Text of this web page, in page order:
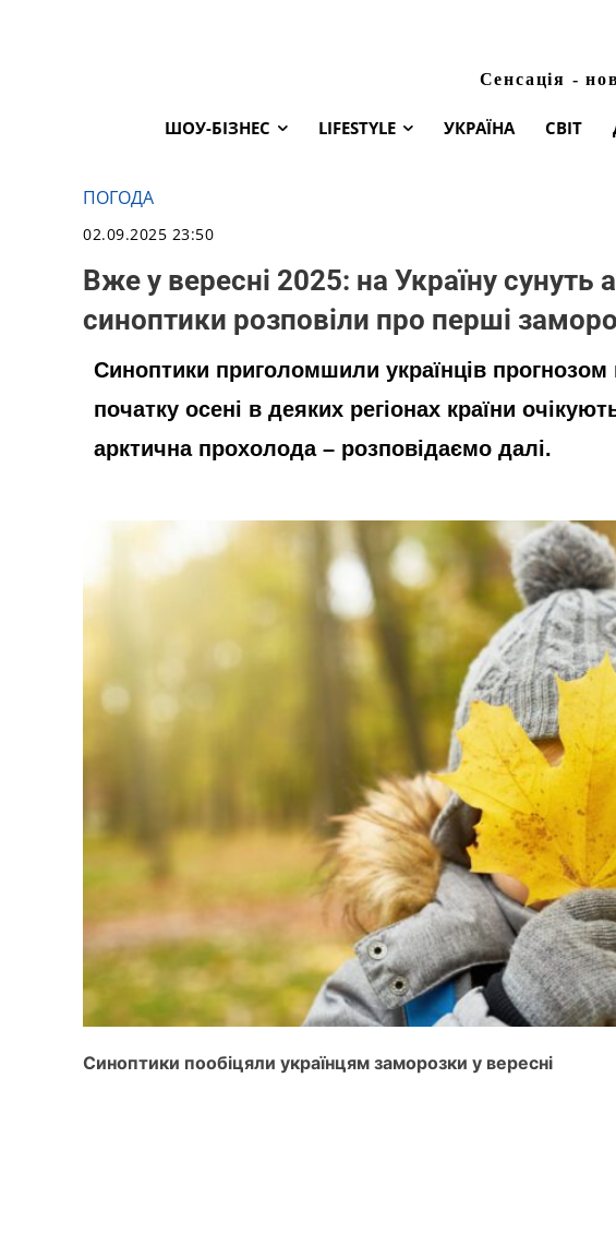
Сенсація -
ШОУ-БІЗНЕС LIFESTYLE УКРАЇНА СВІТ
ПОГОДА
02.09.2025 23:50
Вже у вересні 2025: на Україну сунуть
синоптики розповіли про перші
Синоптики приголомшили українців
початку осені в деяких регіонах країни
арктична прохолода – розповідаємо далі.
Синоптики пообіцяли українцям заморозки у вересні